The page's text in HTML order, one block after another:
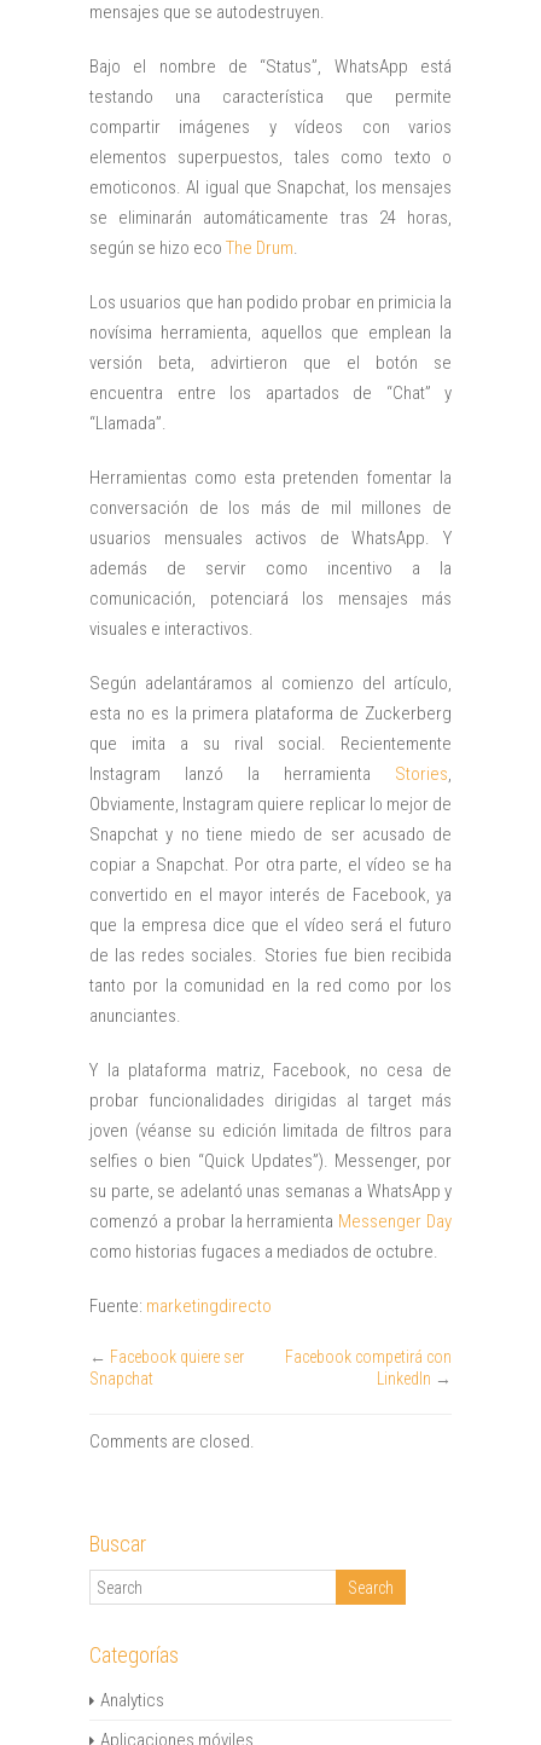
mensajes que se autodestruyen.
Bajo el nombre de “Status”, WhatsApp está
testando una característica que permite
compartir imágenes y vídeos con varios
elementos superpuestos, tales como texto o
emoticonos. Al igual que Snapchat, los mensajes
se eliminarán automáticamente tras 24 horas,
según se hizo eco The Drum.
Los usuarios que han podido probar en primicia la
novísima herramienta, aquellos que emplean la
versión beta, advirtieron que el botón se
encuentra entre los apartados de “Chat” y
“Llamada”.
Herramientas como esta pretenden fomentar la
conversación de los más de mil millones de
usuarios mensuales activos de WhatsApp. Y
además de servir como incentivo a la
comunicación, potenciará los mensajes más
visuales e interactivos.
Según adelantáramos al comienzo del artículo,
esta no es la primera plataforma de Zuckerberg
que imita a su rival social. Recientemente
Instagram lanzó la herramienta Stories,
Obviamente, Instagram quiere replicar lo mejor de
Snapchat y no tiene miedo de ser acusado de
copiar a Snapchat. Por otra parte, el vídeo se ha
convertido en el mayor interés de Facebook, ya
que la empresa dice que el vídeo será el futuro
de las redes sociales. Stories fue bien recibida
tanto por la comunidad en la red como por los
anunciantes.
Y la plataforma matriz, Facebook, no cesa de
probar funcionalidades dirigidas al target más
joven (véanse su edición limitada de filtros para
selfies o bien “Quick Updates”). Messenger, por
su parte, se adelantó unas semanas a WhatsApp y
comenzó a probar la herramienta Messenger Day
como historias fugaces a mediados de octubre.
Fuente: marketingdirecto
← Facebook quiere ser
Snapchat
Facebook competirá con
LinkedIn →
Comments are closed.
Buscar
Categorías
Analytics